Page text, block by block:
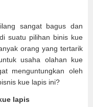
sangat bagus dan
suatu pilihan binis kue
orang yang tertarik
usaha olahan kue
menguntungkan oleh
kue lapis ini?
lapis